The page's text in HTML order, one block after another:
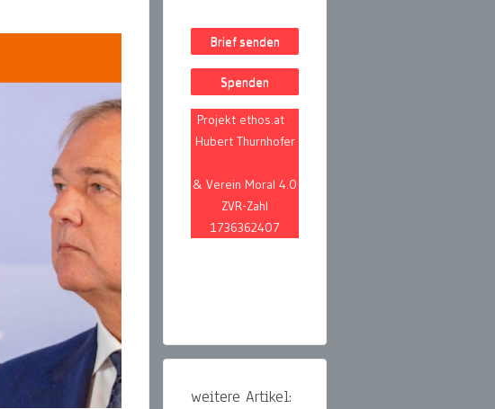
Brief senden
Spenden
Projekt ethos.at
Hubert Thurnhofer
& Verein Moral 4.0
ZVR-Zahl
1736362407
weitere Artikel: